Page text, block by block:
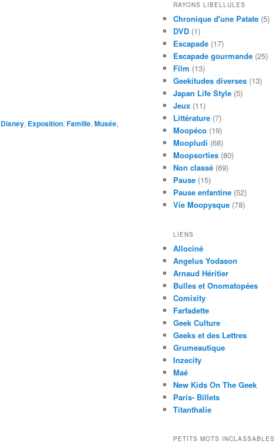
Disney, Exposition, Famille, Musée,
RAYONS LIBELLULES
Chronique d'une Patate (5)
DVD (1)
Escapade (17)
Escapade gourmande (25)
Film (13)
Geekitudes diverses (13)
Japan Life Style (5)
Jeux (11)
Littérature (7)
Moopéco (19)
Moopludi (68)
Moopsorties (80)
Non classé (69)
Pause (15)
Pause enfantine (52)
Vie Moopysque (78)
LIENS
Allociné
Angelus Yodason
Arnaud Héritier
Bulles et Onomatopées
Comixity
Farfadette
Geek Culture
Geeks et des Lettres
Grumeautique
Inzecity
Maé
New Kids On The Geek
Paris- Billets
Titanthalie
PETITS MOTS INCLASSABLES